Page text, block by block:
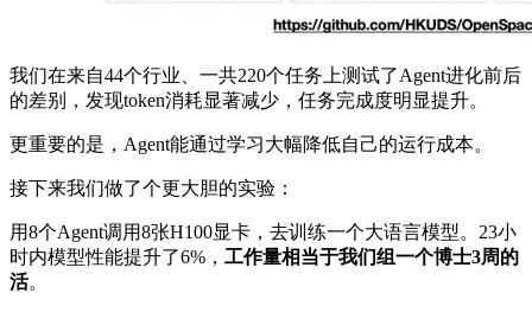
我们在来自44个行业、一共220个任务上测试了Agent进化前后
的差别，发现token消耗显著减少，任务完成度明显提升。
更重要的是，Agent能通过学习大幅降低自己的运行成本。
接下来我们做了个更大胆的实验：
用8个Agent调用8张H100显卡，去训练一个大语言模型。23小
时内模型性能提升了6%， 工作量相当于我们组一个博士3周的
活。